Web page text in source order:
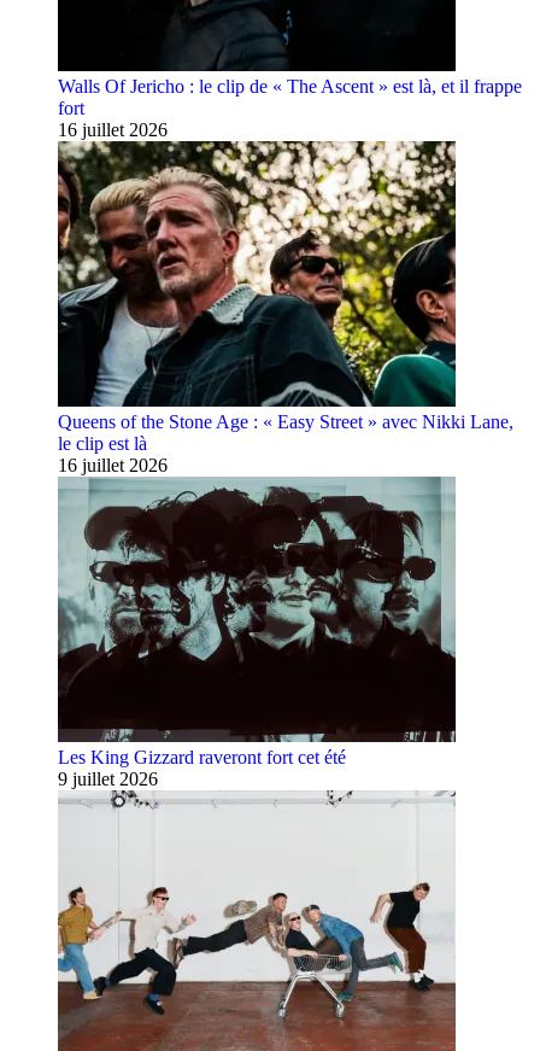
Walls Of Jericho : le clip de « The Ascent » est là, et il frappe
fort
16 juillet 2026
Queens of the Stone Age : « Easy Street » avec Nikki Lane,
le clip est là
16 juillet 2026
Les King Gizzard raveront fort cet été
9 juillet 2026